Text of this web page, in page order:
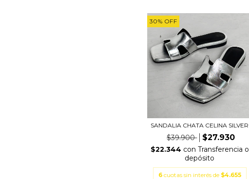
30% OFF
SANDALIA CHATA CELINA SILVER
$39.900 $27.930
$22.344 con Transferencia o
depósito
6 cuotas sin interés de $4.655